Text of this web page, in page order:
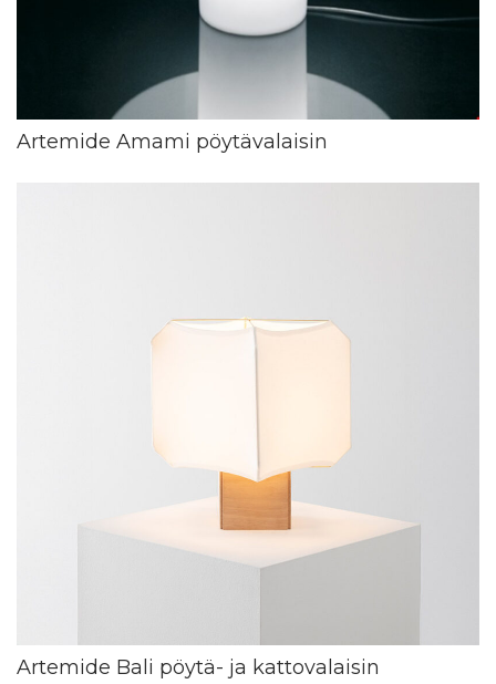
Artemide Amami pöytävalaisin
Artemide Bali pöytä- ja kattovalaisin